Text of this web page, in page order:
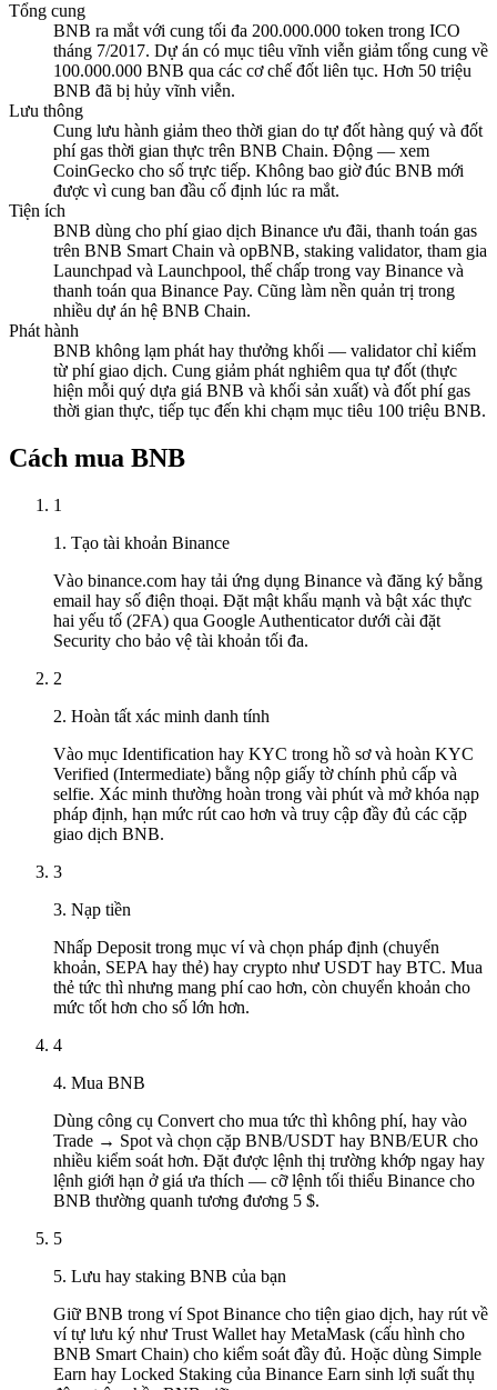
Tổng cung
BNB ra mắt với cung tối đa 200.000.000 token trong ICO
tháng 7/2017. Dự án có mục tiêu vĩnh viễn giảm tổng cung về
100.000.000 BNB qua các cơ chế đốt liên tục. Hơn 50 triệu
BNB đã bị hủy vĩnh viễn.
Lưu thông
Cung lưu hành giảm theo thời gian do tự đốt hàng quý và đốt
phí gas thời gian thực trên BNB Chain. Động — xem
CoinGecko cho số trực tiếp. Không bao giờ đúc BNB mới
được vì cung ban đầu cố định lúc ra mắt.
Tiện ích
BNB dùng cho phí giao dịch Binance ưu đãi, thanh toán gas
trên BNB Smart Chain và opBNB, staking validator, tham gia
Launchpad và Launchpool, thế chấp trong vay Binance và
thanh toán qua Binance Pay. Cũng làm nền quản trị trong
nhiều dự án hệ BNB Chain.
Phát hành
BNB không lạm phát hay thưởng khối — validator chỉ kiếm
từ phí giao dịch. Cung giảm phát nghiêm qua tự đốt (thực
hiện mỗi quý dựa giá BNB và khối sản xuất) và đốt phí gas
thời gian thực, tiếp tục đến khi chạm mục tiêu 100 triệu BNB.
Cách mua BNB
1
1. Tạo tài khoản Binance
Vào binance.com hay tải ứng dụng Binance và đăng ký bằng
email hay số điện thoại. Đặt mật khẩu mạnh và bật xác thực
hai yếu tố (2FA) qua Google Authenticator dưới cài đặt
Security cho bảo vệ tài khoản tối đa.
2
2. Hoàn tất xác minh danh tính
Vào mục Identification hay KYC trong hồ sơ và hoàn KYC
Verified (Intermediate) bằng nộp giấy tờ chính phủ cấp và
selfie. Xác minh thường hoàn trong vài phút và mở khóa nạp
pháp định, hạn mức rút cao hơn và truy cập đầy đủ các cặp
giao dịch BNB.
3
3. Nạp tiền
Nhấp Deposit trong mục ví và chọn pháp định (chuyển
khoản, SEPA hay thẻ) hay crypto như USDT hay BTC. Mua
thẻ tức thì nhưng mang phí cao hơn, còn chuyển khoản cho
mức tốt hơn cho số lớn hơn.
4
4. Mua BNB
Dùng công cụ Convert cho mua tức thì không phí, hay vào
Trade → Spot và chọn cặp BNB/USDT hay BNB/EUR cho
nhiều kiểm soát hơn. Đặt được lệnh thị trường khớp ngay hay
lệnh giới hạn ở giá ưa thích — cỡ lệnh tối thiểu Binance cho
BNB thường quanh tương đương 5 $.
5
5. Lưu hay staking BNB của bạn
Giữ BNB trong ví Spot Binance cho tiện giao dịch, hay rút về
ví tự lưu ký như Trust Wallet hay MetaMask (cấu hình cho
BNB Smart Chain) cho kiểm soát đầy đủ. Hoặc dùng Simple
Earn hay Locked Staking của Binance Earn sinh lợi suất thụ